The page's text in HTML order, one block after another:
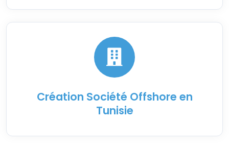
Création Société Offshore en
Tunisie